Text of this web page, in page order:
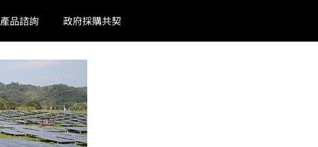
產品諮詢 政府採購共契